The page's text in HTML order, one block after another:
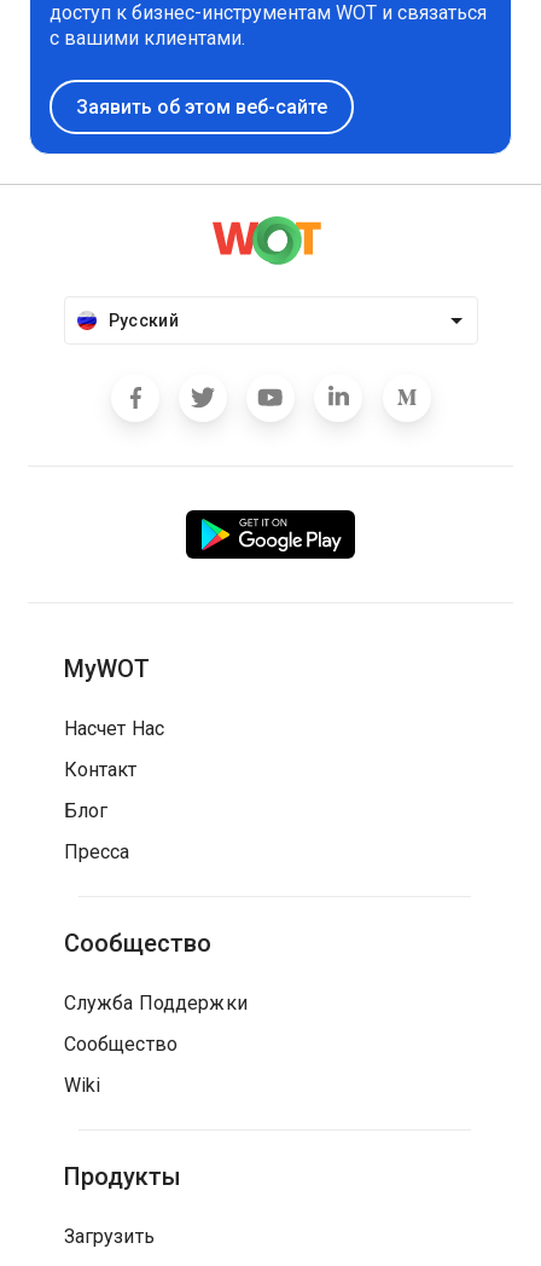
доступ к бизнес-инструментам WOT и связаться
с вашими клиентами.
Заявить об этом веб-сайте
Русский
MyWOT
Насчет Нас
Контакт
Блог
Пресса
Сообщество
Служба Поддержки
Сообщество
Wiki
Продукты
Загрузить